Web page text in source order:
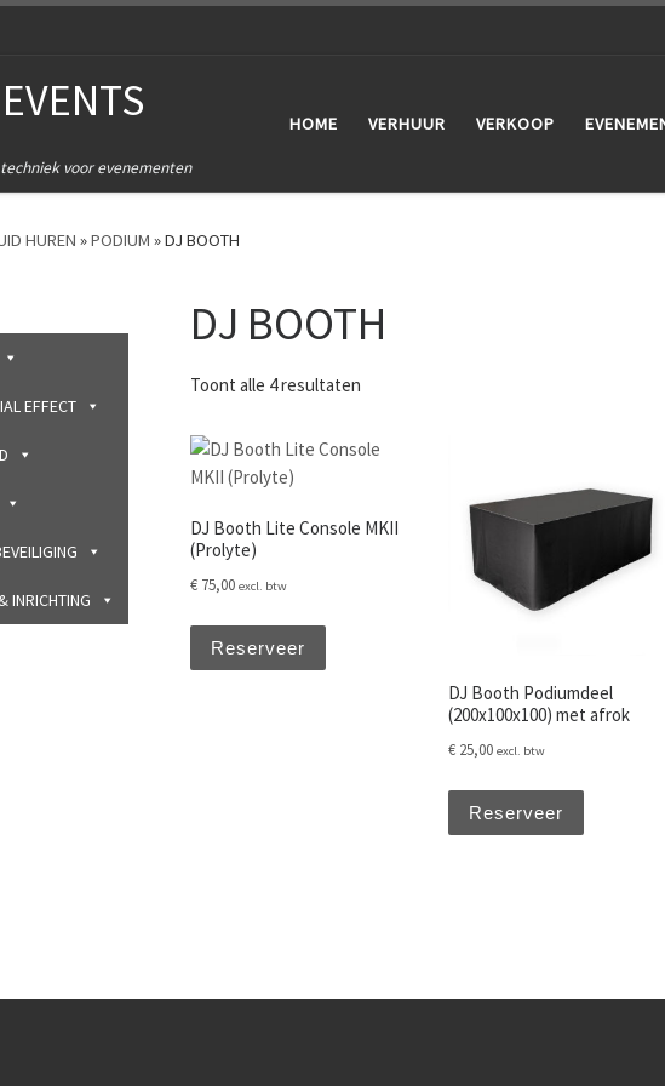
voor evenementen
HOME VERHUUR VERKOOP
HUREN »PODIUM »DJ BOOTH
DJ BOOTH
Toont alle 4 resultaten
DJ Booth Lite Console MKII
(Prolyte)
€ 75,00 excl. btw
Reserveer
DJ Booth Podiumdeel
(200x100x100) met afrok
€ 25,00 excl. btw
Reserveer
EFFECT
INRICHTING